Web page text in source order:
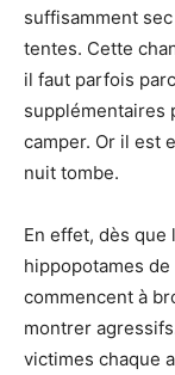
suffisamment
tentes. Cette
il faut parfois
supplémentaires
camper. Or il est
nuit tombe.
En effet, dès que
hippopotames
commencent à
montrer
victimes chaque